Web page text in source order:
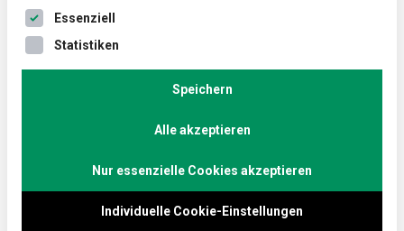
Geschmacksfrage, über die man nicht streitet.
Jetzt im Sommer ist Mineralwasser die erste
den Rand der Eifel zu Brohler gefahren.
Das Zischen und die feuchte Brise – schon das
Öffnen einer Mineralwasserflasche verspricht bereits
Erfrischung. In Deutschland gibt es rund 500
Mineralwasserquellen, jede mit einer einzigartigen
Es folgt eine Liste der Service-Gruppen, für die eine
Essenziell
Statistiken
Speichern
Alle akzeptieren
Nur essenzielle Cookies akzeptieren
Individuelle Cookie-Einstellungen